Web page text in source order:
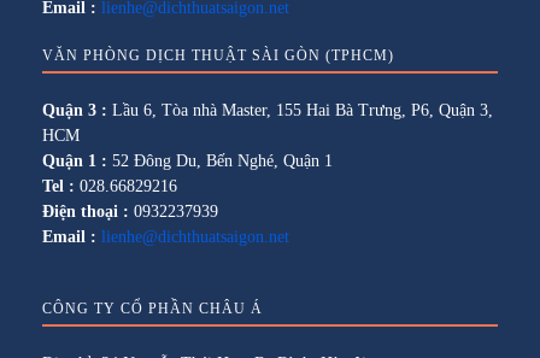
Email : lienhe@dichthuatsaigon.net
VĂN PHÒNG DỊCH THUẬT SÀI GÒN (TPHCM)
Quận 3 : Lầu 6, Tòa nhà Master, 155 Hai Bà Trưng, P6, Quận 3,
HCM
Quận 1 : 52 Đông Du, Bến Nghé, Quận 1
Tel : 028.66829216
Điện thoại : 0932237939
Email : lienhe@dichthuatsaigon.net
CÔNG TY CỔ PHẦN CHÂU Á